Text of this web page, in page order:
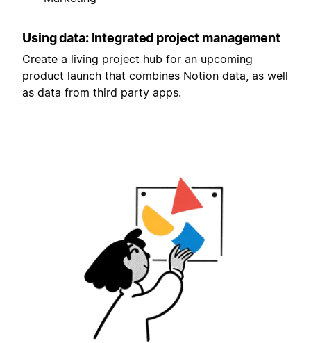
Using data: Integrated project management
Create a living project hub for an upcoming
product launch that combines Notion data, as well
as data from third party apps.